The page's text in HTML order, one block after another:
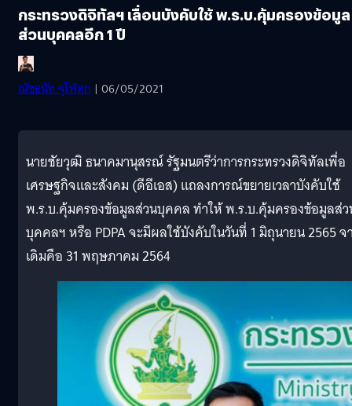
กระทรวงดิจิทัลฯ เลื่อนบังคับใช้ พ.ร.บ.คุ้มครองข้อมูล
ส่วนบุคคลอีก 1 ปี
ณัชธนัท จุโฬทก | 06/05/2021
นายชัยวุฒิ ธนาคมานุสรณ์ รัฐมนตรีว่าการกระทรวงดิจิทัลเพื่อ
เศรษฐกิจและสังคม (ดีอีเอส) แถลงการณ์ขยายเวลาบังคับใช้
พ.ร.บ.คุ้มครองข้อมูลส่วนบุคคล ทำให้ พ.ร.บ.คุ้มครองข้อมูลส่
บุคคลฯ หรือ PDPA จะมีผลใช้บังคับในวันที่ 1 มิถุนายน 2565 จ
เดิมคือ 31 พฤษภาคม 2564